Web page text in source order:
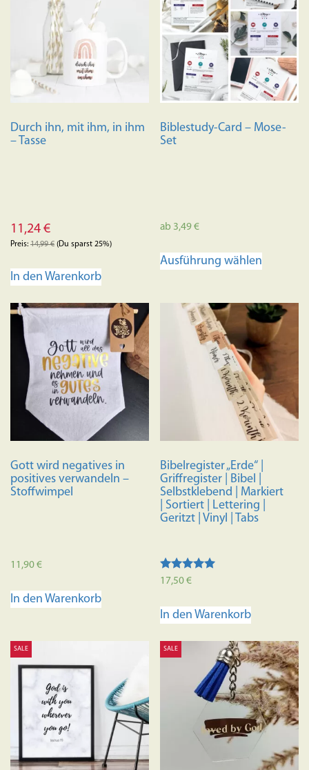
Durch ihn, mit ihm, in ihm
– Tasse
11,24 €
Preis: 14,99€ (Du sparst 25%)
In den Warenkorb
Biblestudy-Card – Mose-
Set
ab 3,49€
Ausführung wählen
auf.
Die
können
auf
der
werden
Gott wird negatives in
positives verwandeln –
Stoffwimpel
11,90€
In den Warenkorb
Bibelregister „Erde“ |
Griffregister | Bibel |
Selbstklebend | Markiert
| Sortiert | Lettering |
Geritzt | Vinyl | Tabs
Bewertet
von 5
17,50€
In den Warenkorb
SALE SALE